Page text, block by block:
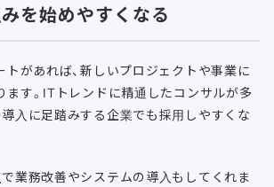
を始めやすくなる
があれば、新しいプロジェクトや事業に
ます。ITトレンドに精通したコンサルが多
導入に足踏みする企業でも採用しやすくな
で業務改善やシステムの導入もしてくれま